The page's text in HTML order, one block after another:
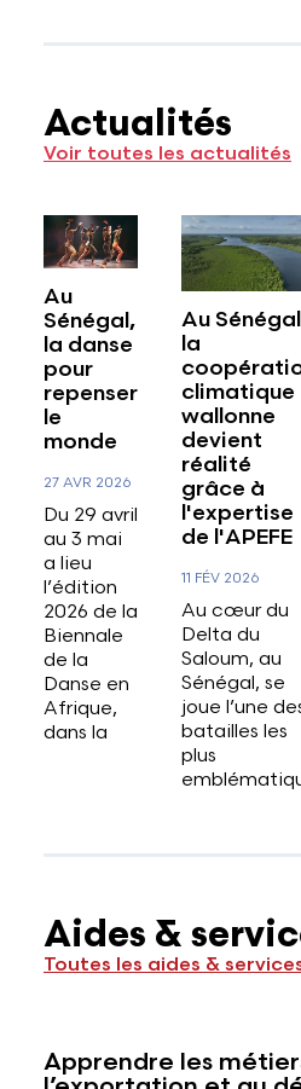
Actualités
Voir toutes les actualités
Au
Sénégal,
la danse
pour
repenser
le
monde
27 AVR 2026
Du 29 avril
au 3 mai
a lieu
l’édition
2026 de la
Biennale
de la
Danse en
Afrique,
dans la
Au
la
climatique
wallonne
devient
réalité
grâce à
l'expertise
de l'APEFE
11 FÉV 2026
Au cœur du
Delta du
Saloum, au
Sénégal, se
joue l’une
batailles les
plus
Aides &
Toutes les aides &
Apprendre les